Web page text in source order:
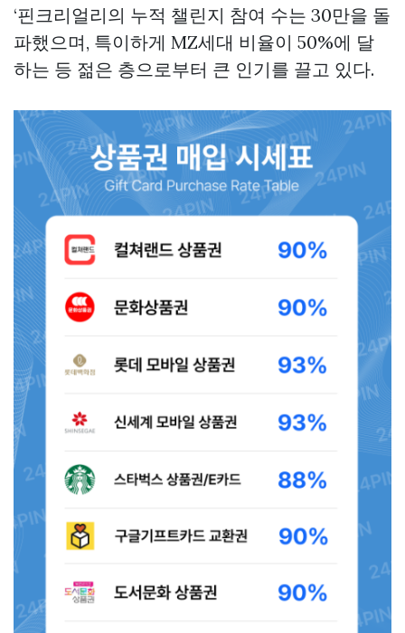
‘핀크리얼리의 누적 챌린지 참여 수는 30만을 돌
파했으며, 특이하게 MZ세대 비율이 50%에 달
하는 등 젊은 층으로부터 큰 인기를 끌고 있다.